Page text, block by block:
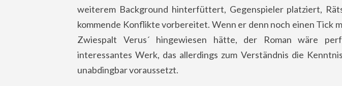
weiterem Background hinterfüttert, Gegenspieler platziert,
kommende Konflikte vorbereitet. Wenn er denn noch einen Tick
Zwiespalt Verus´ hingewiesen hätte, der Roman wäre
interessantes Werk, das allerdings zum Verständnis die
unabdingbar voraussetzt.